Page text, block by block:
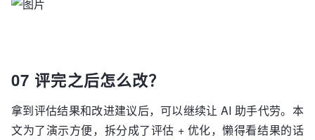
07 评完之后怎么改？
拿到评估结果和改进建议后，可以继续让 AI 助手代劳。本
文为了演示方便，拆分成了评估 + 优化，懒得看结果的话